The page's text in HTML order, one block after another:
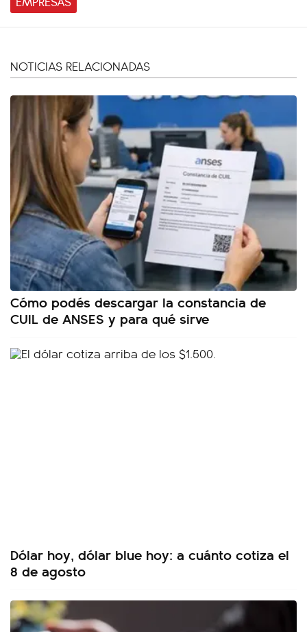
NOTICIAS RELACIONADAS
Cómo podés descargar la constancia de
CUIL de ANSES y para qué sirve
Dólar hoy, dólar blue hoy: a cuánto cotiza el
8 de agosto